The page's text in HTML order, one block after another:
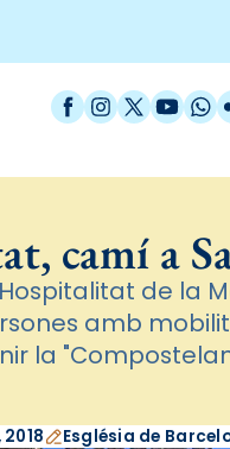
Facebook
Instagram
X /
camí a
de la
amb
la
Església de